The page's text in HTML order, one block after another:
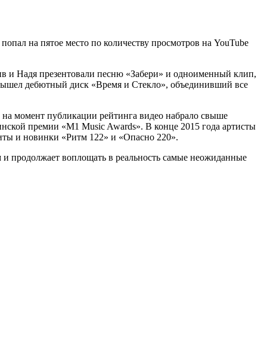
на пятое место по количеству просмотров на YouTube
и Надя презентовали песню «Забери» и одноименный клип,
дебютный диск «Время и Стекло», объединивший все
момент публикации рейтинга видео набрало свыше
премии «M1 Music Awards». В конце 2015 года артисты
и новинки «Ритм 122» и «Опасно 220».
продолжает воплощать в реальность самые неожиданные